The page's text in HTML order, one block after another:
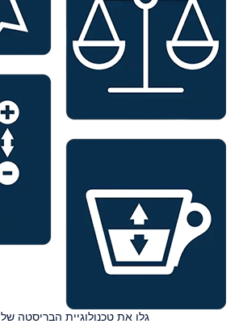
גלו את טכנולוגיית הבריסטה של Lavazza A Modo Mio